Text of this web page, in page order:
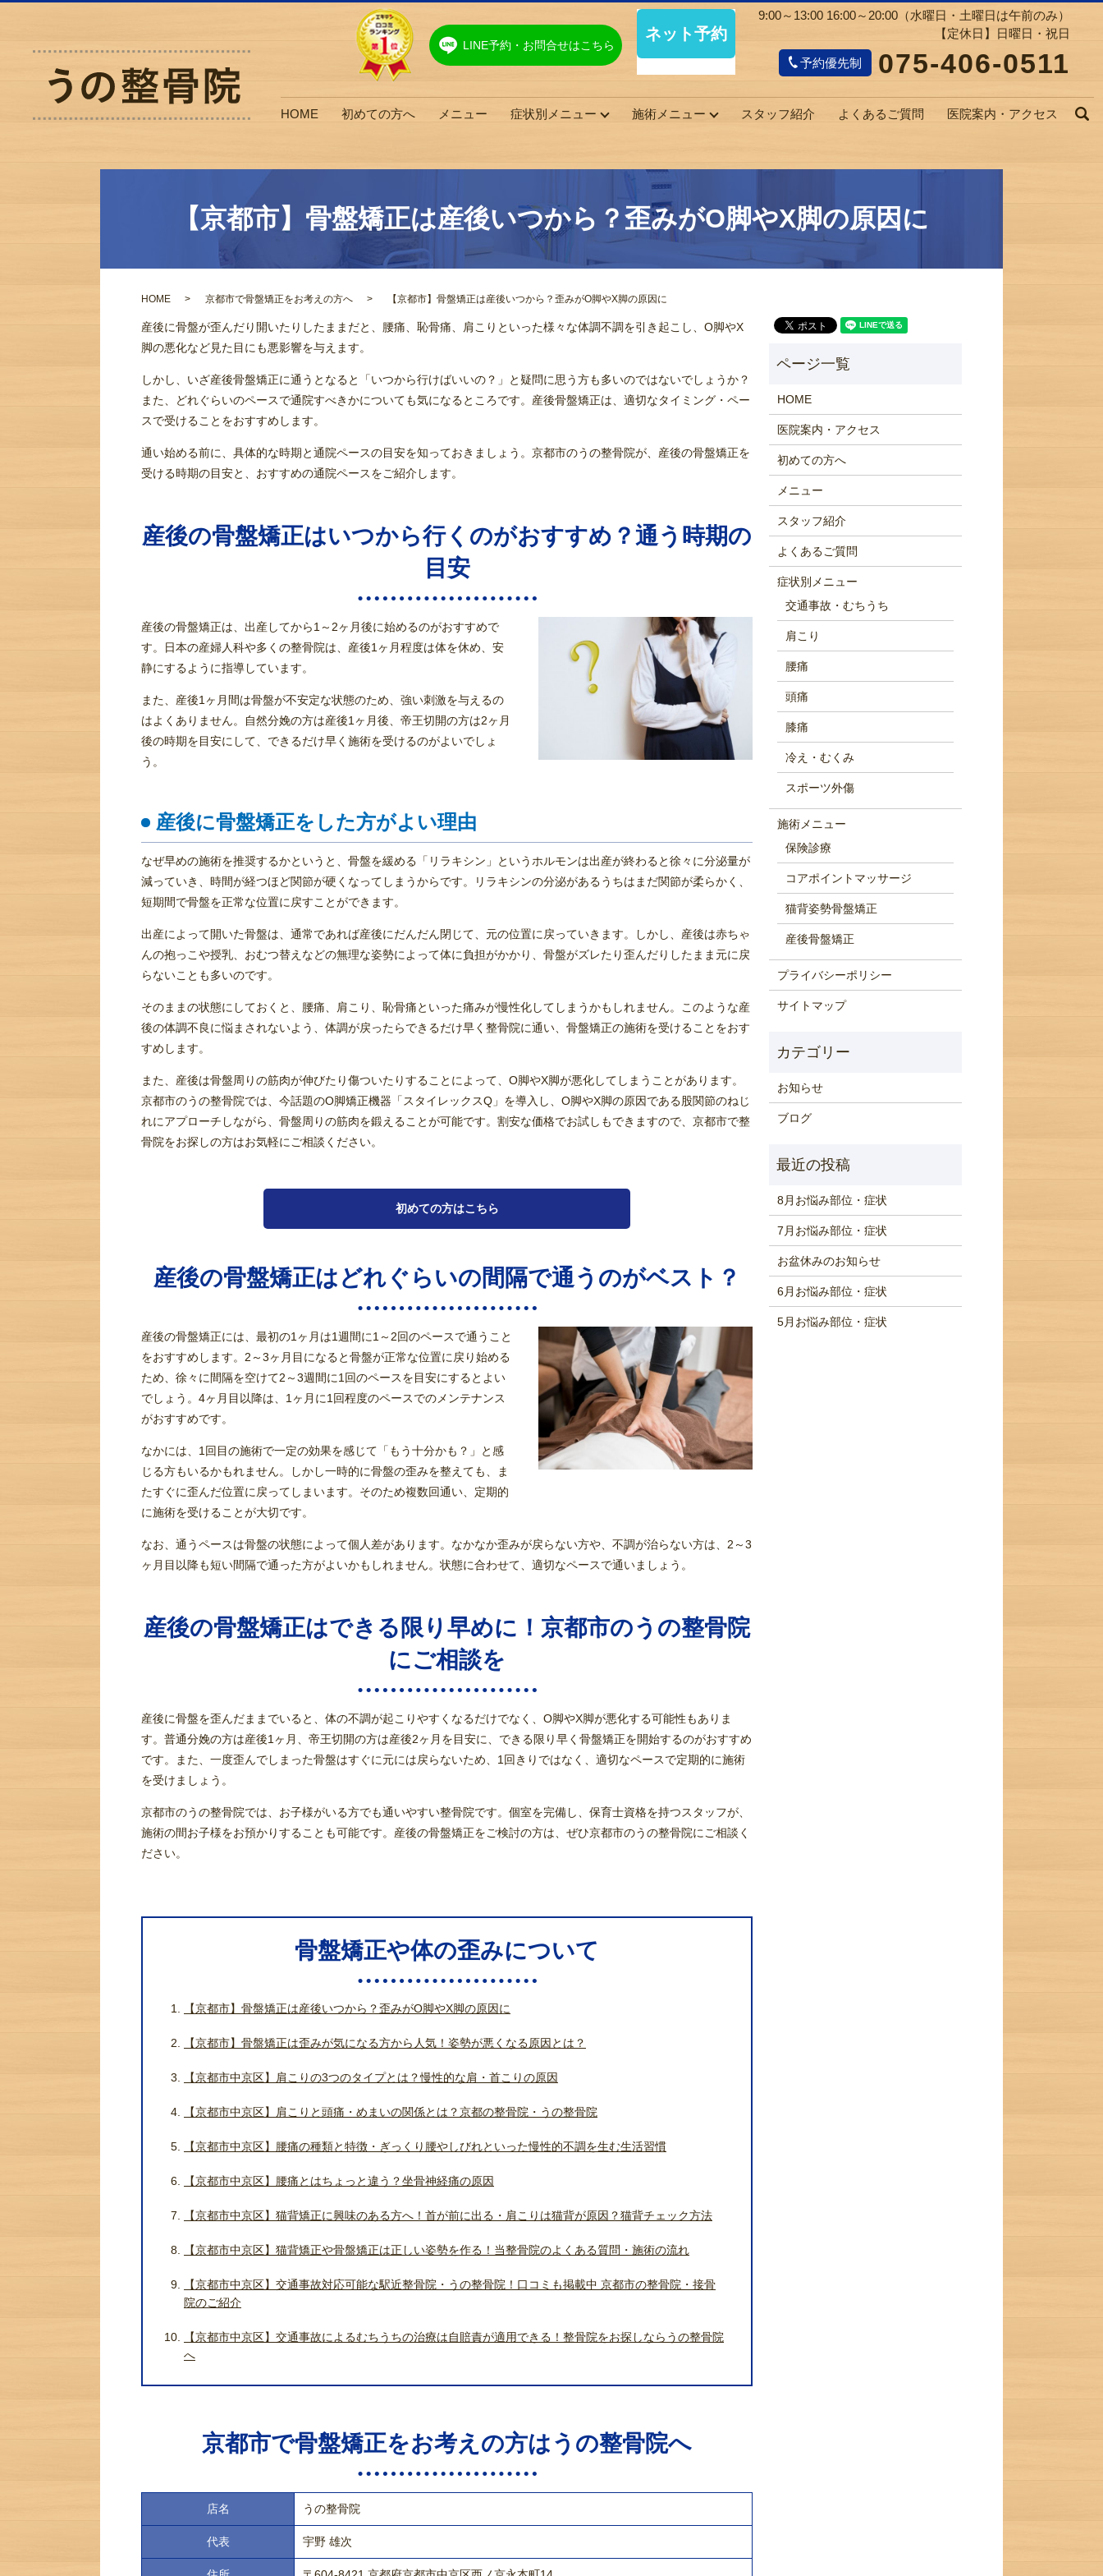
LINE予約・お問合せはこちら
9:00～13:00 16:00～20:00（水曜日・土曜日は午前のみ）
【定休日】日曜日・祝日
予約優先制 075-406-0511
HOME 初めての方へ メニュー 症状別メニュー 施術メニュー スタッフ紹介 よくあるご質問 医院案内・アクセス
【京都市】骨盤矯正は産後いつから？歪みがO脚やX脚の原因に
HOME 京都市で骨盤矯正をお考えの方へ 【京都市】骨盤矯正は産後いつから？歪みがO脚やX脚の原因に
産後に骨盤が歪んだり開いたりしたままだと、腰痛、恥骨痛、肩こりといった様々な体調不調を引き起こし、O脚やX
脚の悪化など見た目にも悪影響を与えます。
しかし、いざ産後骨盤矯正に通うとなると「いつから行けばいいの？」と疑問に思う方も多いのではないでしょうか？
また、どれぐらいのペースで通院すべきかについても気になるところです。産後骨盤矯正は、適切なタイミング・ペー
スで受けることをおすすめします。
通い始める前に、具体的な時期と通院ペースの目安を知っておきましょう。京都市のうの整骨院が、産後の骨盤矯正を
受ける時期の目安と、おすすめの通院ペースをご紹介します。
産後の骨盤矯正はいつから行くのがおすすめ？通う時期の
目安
産後の骨盤矯正は、出産してから1～2ヶ月後に始めるのがおすすめで
す。日本の産婦人科や多くの整骨院は、産後1ヶ月程度は体を休め、安
静にするように指導しています。
また、産後1ヶ月間は骨盤が不安定な状態のため、強い刺激を与えるの
はよくありません。自然分娩の方は産後1ヶ月後、帝王切開の方は2ヶ月
後の時期を目安にして、できるだけ早く施術を受けるのがよいでしょ
う。
産後に骨盤矯正をした方がよい理由
なぜ早めの施術を推奨するかというと、骨盤を緩める「リラキシン」というホルモンは出産が終わると徐々に分泌量が
減っていき、時間が経つほど関節が硬くなってしまうからです。リラキシンの分泌があるうちはまだ関節が柔らかく、
短期間で骨盤を正常な位置に戻すことができます。
出産によって開いた骨盤は、通常であれば産後にだんだん閉じて、元の位置に戻っていきます。しかし、産後は赤ちゃ
んの抱っこや授乳、おむつ替えなどの無理な姿勢によって体に負担がかかり、骨盤がズレたり歪んだりしたまま元に戻
らないことも多いのです。
そのままの状態にしておくと、腰痛、肩こり、恥骨痛といった痛みが慢性化してしまうかもしれません。このような産
後の体調不良に悩まされないよう、体調が戻ったらできるだけ早く整骨院に通い、骨盤矯正の施術を受けることをおす
すめします。
また、産後は骨盤周りの筋肉が伸びたり傷ついたりすることによって、O脚やX脚が悪化してしまうことがあります。
京都市のうの整骨院では、今話題のO脚矯正機器「スタイレックスQ」を導入し、O脚やX脚の原因である股関節のねじ
れにアプローチしながら、骨盤周りの筋肉を鍛えることが可能です。割安な価格でお試しもできますので、京都市で整
骨院をお探しの方はお気軽にご相談ください。
初めての方はこちら
産後の骨盤矯正はどれぐらいの間隔で通うのがベスト？
産後の骨盤矯正には、最初の1ヶ月は1週間に1～2回のペースで通うこと
をおすすめします。2～3ヶ月目になると骨盤が正常な位置に戻り始める
ため、徐々に間隔を空けて2～3週間に1回のペースを目安にするとよい
でしょう。4ヶ月目以降は、1ヶ月に1回程度のペースでのメンテナンス
がおすすめです。
なかには、1回目の施術で一定の効果を感じて「もう十分かも？」と感
じる方もいるかもれません。しかし一時的に骨盤の歪みを整えても、ま
たすぐに歪んだ位置に戻ってしまいます。そのため複数回通い、定期的
に施術を受けることが大切です。
なお、通うペースは骨盤の状態によって個人差があります。なかなか歪みが戻らない方や、不調が治らない方は、2～3
ヶ月目以降も短い間隔で通った方がよいかもしれません。状態に合わせて、適切なペースで通いましょう。
産後の骨盤矯正はできる限り早めに！京都市のうの整骨院
にご相談を
産後に骨盤を歪んだままでいると、体の不調が起こりやすくなるだけでなく、O脚やX脚が悪化する可能性もありま
す。普通分娩の方は産後1ヶ月、帝王切開の方は産後2ヶ月を目安に、できる限り早く骨盤矯正を開始するのがおすすめ
です。また、一度歪んでしまった骨盤はすぐに元には戻らないため、1回きりではなく、適切なペースで定期的に施術
を受けましょう。
京都市のうの整骨院では、お子様がいる方でも通いやすい整骨院です。個室を完備し、保育士資格を持つスタッフが、
施術の間お子様をお預かりすることも可能です。産後の骨盤矯正をご検討の方は、ぜひ京都市のうの整骨院にご相談く
ださい。
骨盤矯正や体の歪みについて
【京都市】骨盤矯正は産後いつから？歪みがO脚やX脚の原因に
【京都市】骨盤矯正は歪みが気になる方から人気！姿勢が悪くなる原因とは？
【京都市中京区】肩こりの3つのタイプとは？慢性的な肩・首こりの原因
【京都市中京区】肩こりと頭痛・めまいの関係とは？京都の整骨院・うの整骨院
【京都市中京区】腰痛の種類と特徴・ぎっくり腰やしびれといった慢性的不調を生む生活習慣
【京都市中京区】腰痛とはちょっと違う？坐骨神経痛の原因
【京都市中京区】猫背矯正に興味のある方へ！首が前に出る・肩こりは猫背が原因？猫背チェック方法
【京都市中京区】猫背矯正や骨盤矯正は正しい姿勢を作る！当整骨院のよくある質問・施術の流れ
【京都市中京区】交通事故対応可能な駅近整骨院・うの整骨院！口コミも掲載中 京都市の整骨院・接骨
院のご紹介
【京都市中京区】交通事故によるむちうちの治療は自賠責が適用できる！整骨院をお探しならうの整骨院
へ
京都市で骨盤矯正をお考えの方はうの整骨院へ
店名 うの整骨院
代表 宇野 雄次
HOME
医院案内・アクセス
初めての方へ
メニュー
スタッフ紹介
よくあるご質問
症状別メニュー
交通事故・むちうち
肩こり
腰痛
頭痛
膝痛
冷え・むくみ
スポーツ外傷
施術メニュー
保険診療
コアポイントマッサージ
猫背姿勢骨盤矯正
産後骨盤矯正
プライバシーポリシー
サイトマップ
お知らせ
ブログ
8月お悩み部位・症状
7月お悩み部位・症状
お盆休みのお知らせ
6月お悩み部位・症状
5月お悩み部位・症状